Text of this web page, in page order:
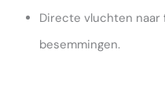
Directe vluchten naar
besemmingen.